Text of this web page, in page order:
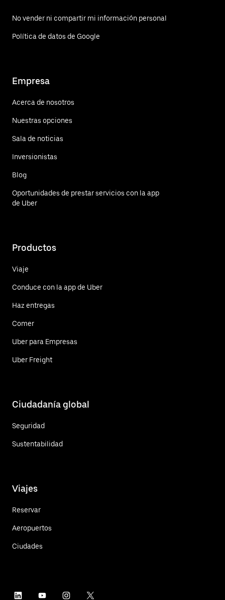
No vender ni compartir mi información personal
Política de datos de Google
Empresa
Acerca de nosotros
Nuestras opciones
Sala de noticias
Inversionistas
Blog
Oportunidades de prestar servicios con la app
de Uber
Productos
Viaje
Conduce con la app de Uber
Haz entregas
Comer
Uber para Empresas
Uber Freight
Ciudadanía global
Seguridad
Sustentabilidad
Viajes
Reservar
Aeropuertos
Ciudades